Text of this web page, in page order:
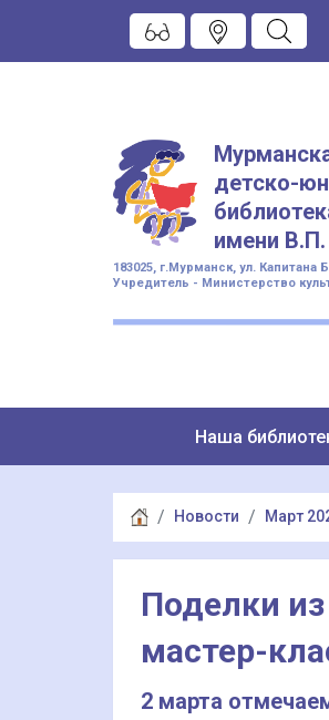
детско-
имени
183025, г.Мурманск, ул. Капитана
Учредитель - Министерство
Наша
Новости Март
Поделки
мастер-
2 марта